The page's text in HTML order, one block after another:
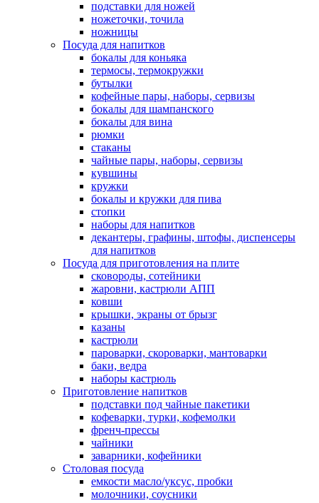
подставки для ножей
ножеточки, точила
ножницы
Посуда для напитков
бокалы для коньяка
термосы, термокружки
бутылки
кофейные пары, наборы, сервизы
бокалы для шампанского
бокалы для вина
рюмки
стаканы
чайные пары, наборы, сервизы
кувшины
кружки
бокалы и кружки для пива
стопки
наборы для напитков
декантеры, графины, штофы, диспенсеры
для напитков
Посуда для приготовления на плите
сковороды, сотейники
жаровни, кастрюли АПП
ковши
крышки, экраны от брызг
казаны
кастрюли
пароварки, скороварки, мантоварки
баки, ведра
наборы кастрюль
Приготовление напитков
подставки под чайные пакетики
кофеварки, турки, кофемолки
френч-прессы
чайники
заварники, кофейники
Столовая посуда
емкости масло/уксус, пробки
молочники, соусники